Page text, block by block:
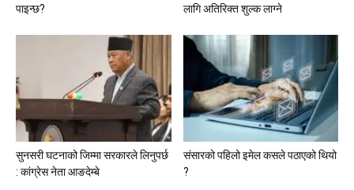
पाइन्छ?
लागि अतिरिक्त शुल्क लाग्ने
सुनसरी घटनाको जिम्मा सरकारले लिनुपर्छ
: कांग्रेस नेता आङदेम्बे
संसारको पहिलो इमेल कसले पठाएको थियो
?